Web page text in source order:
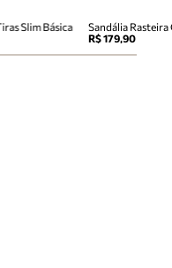
Slim Básica
R$ 179,90